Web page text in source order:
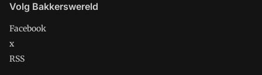
Volg Bakkerswereld
Facebook
x
RSS